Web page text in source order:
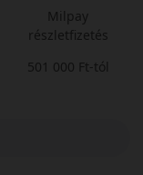
Milpay
részletfizetés
501 000 Ft-tól